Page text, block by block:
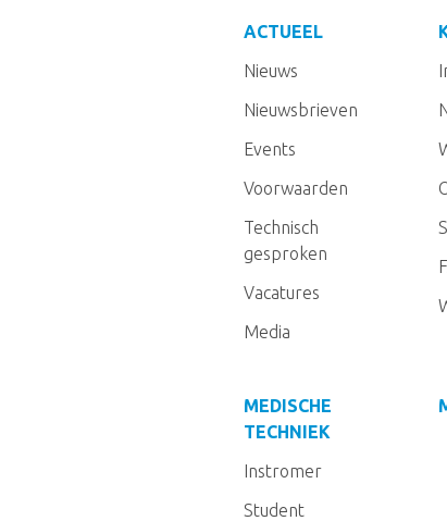
ACTUEEL
Nieuws
Nieuwsbrieven
Events
Voorwaarden
Technisch
gesproken
Vacatures
Media
MEDISCHE
TECHNIEK
Instromer
Student